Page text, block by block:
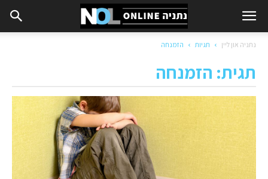
נתניה און ליין תגיות הזמנחה
תגית: הזמנחה